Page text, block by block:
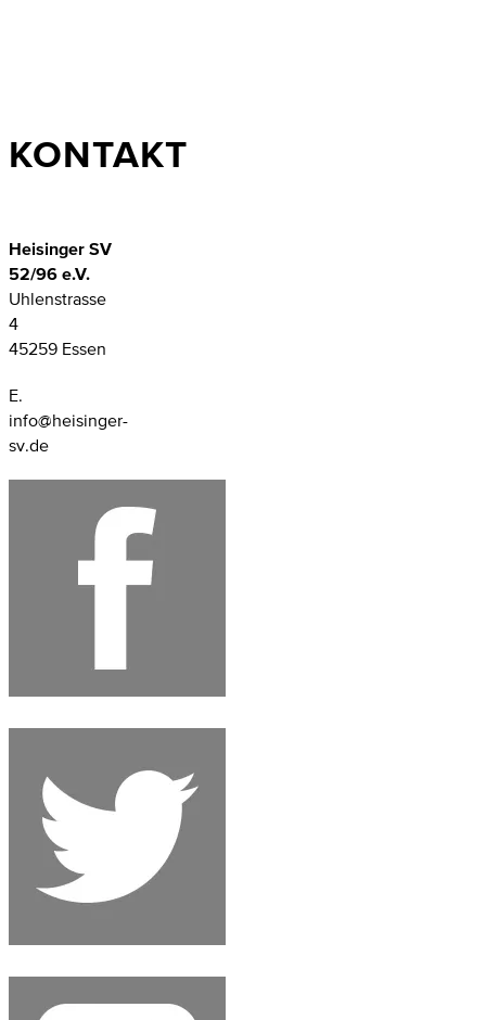
KONTAKT
Heisinger SV
52/96 e.V.
Uhlenstrasse
4
45259 Essen
E.
info@heisinger-
sv.de